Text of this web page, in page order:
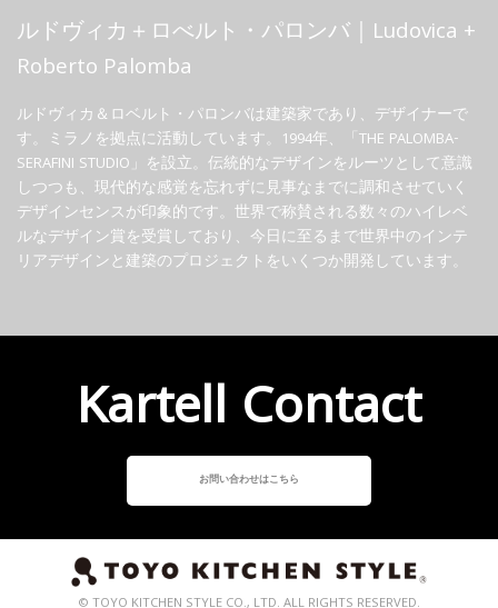
ルドヴィカ＋ロべルト・パロンバ｜Ludovica +
Roberto Palomba
ルドヴィカ＆ロベルト・パロンバは建築家であり、デザイナーで
す。ミラノを拠点に活動しています。1994年、「THE PALOMBA-
SERAFINI STUDIO」を設立。伝統的なデザインをルーツとして意識
しつつも、現代的な感覚を忘れずに見事なまでに調和させていく
デザインセンスが印象的です。世界で称賛される数々のハイレベ
ルなデザイン賞を受賞しており、今日に至るまで世界中のインテ
リアデザインと建築のプロジェクトをいくつか開発しています。
Kartell Contact
お問い合わせはこちら
© TOYO KITCHEN STYLE CO., LTD. ALL RIGHTS RESERVED.